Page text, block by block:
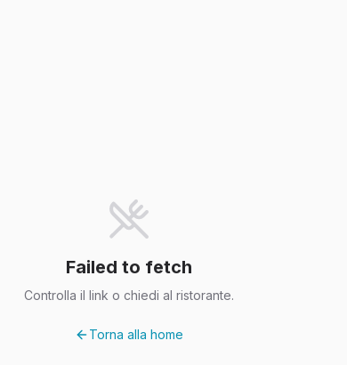
Failed to fetch
Controlla il link o chiedi al ristorante.
Torna alla home